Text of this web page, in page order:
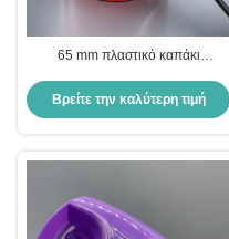
65 mm πλαστικό καπάκι
επέκτασης για εστιασμένη
Βρείτε την καλύτερη τιμή